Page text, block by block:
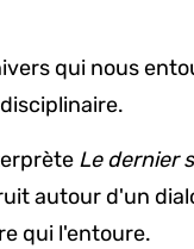
qui nous
Le dernier
autour d'un
qui l'entoure.